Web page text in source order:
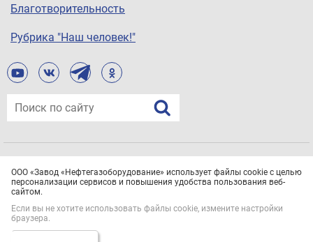
Благотворительность
Рубрика "Наш человек!"
Все права защищены.Политика конфиденциальности
ООО «Завод «Нефтегазоборудование» использует файлы cookie с целью
персонализации сервисов и повышения удобства пользования веб-
сайтом.
Если вы не хотите использовать файлы cookie, измените настройки
браузера.